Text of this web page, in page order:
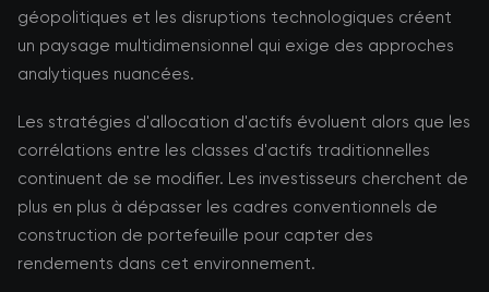
géopolitiques et les disruptions technologiques créent
un paysage multidimensionnel qui exige des approches
analytiques nuancées.
Les stratégies d'allocation d'actifs évoluent alors que les
corrélations entre les classes d'actifs traditionnelles
continuent de se modifier. Les investisseurs cherchent de
plus en plus à dépasser les cadres conventionnels de
construction de portefeuille pour capter des
rendements dans cet environnement.